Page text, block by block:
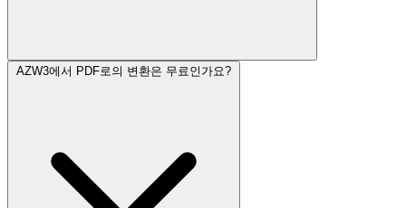
AZW3에서 PDF로의 변환은 무료인가요?